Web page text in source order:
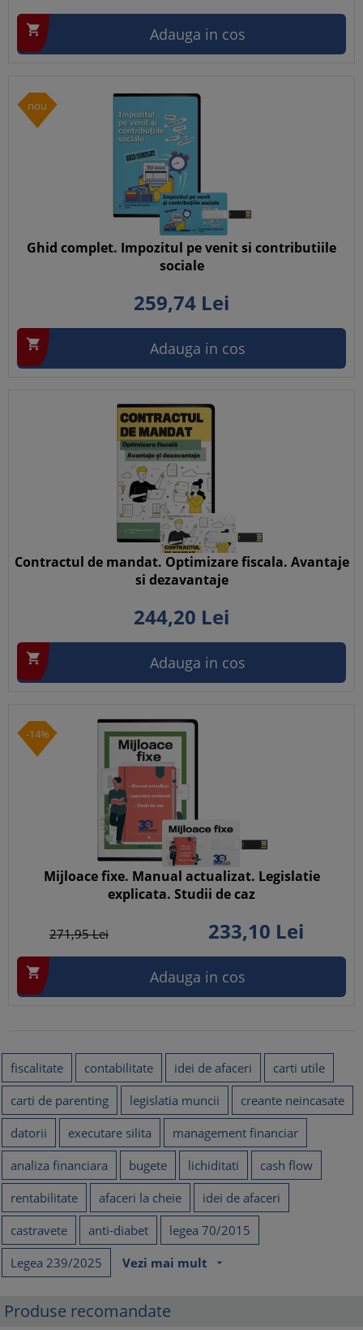
 Adauga in cos
nou
Ghid complet. Impozitul pe venit si contributiile
sociale
259,74 Lei
 Adauga in cos
Contractul de mandat. Optimizare fiscala. Avantaje
si dezavantaje
244,20 Lei
 Adauga in cos
-14%
Mijloace fixe. Manual actualizat. Legislatie
explicata. Studii de caz
271,95Lei 233,10 Lei
 Adauga in cos
fiscalitate contabilitate idei de afaceri
carti utile
carti de parenting
legislatia muncii
creante neincasate
datorii
executare silita
management financiar
analiza financiara
bugete lichiditati
cash flow
rentabilitate
afaceri la cheie
idei de afaceri
castravete
anti-diabet
legea 70/2015
Legea 239/2025
Vezi mai mult arrow_drop_down
Produse recomandate